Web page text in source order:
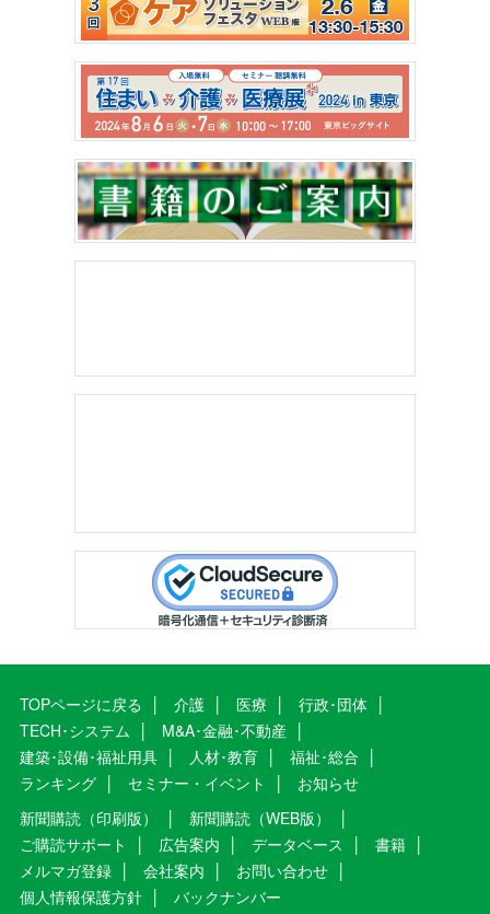
TOPページに戻る 介護 医療
行政･団体
TECH･システム
M&A･金融･不動産
建築･設備･福祉用具
人材･教育
福祉･総合
ランキング
セミナー・イベント
お知らせ
新聞購読（印刷版）
新聞購読（WEB版）
ご購読サポート
広告案内 データベース
書籍
メルマガ登録
会社案内
お問い合わせ
個人情報保護方針
バックナンバー